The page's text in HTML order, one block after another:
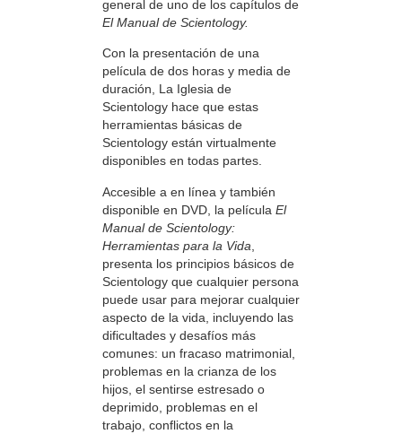
general de uno de los capítulos de
El Manual de Scientology.
Con la presentación de una
película de dos horas y media de
duración, La Iglesia de
Scientology hace que estas
herramientas básicas de
Scientology están virtualmente
disponibles en todas partes.
Accesible a en línea y también
disponible en DVD, la película El
Manual de Scientology:
Herramientas para la Vida
presenta los principios básicos de
Scientology que cualquier persona
puede usar para mejorar cualquier
aspecto de la vida, incluyendo las
dificultades y desafíos más
comunes: un fracaso matrimonial,
problemas en la crianza de los
hijos, el sentirse estresado o
deprimido, problemas en el
trabajo, conflictos en la